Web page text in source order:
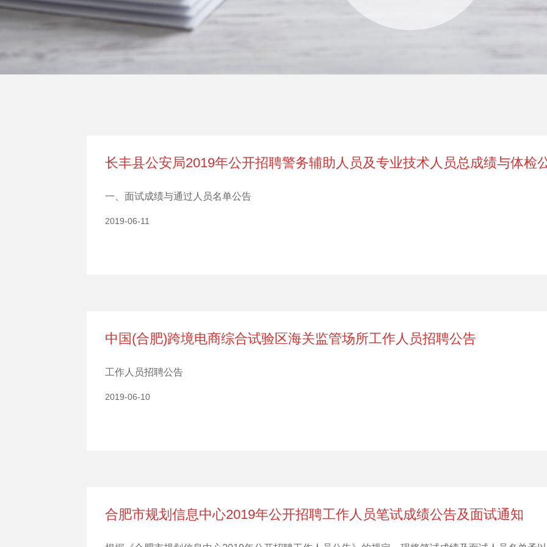
长丰县公安局2019年公开招聘警务辅助人员及专业技术人员总成绩与体检
一、面试成绩与通过人员名单公告
2019-06-11
中国(合肥)跨境电商综合试验区海关监管场所工作人员招聘公告
工作人员招聘公告
2019-06-10
合肥市规划信息中心2019年公开招聘工作人员笔试成绩公告及面试通知